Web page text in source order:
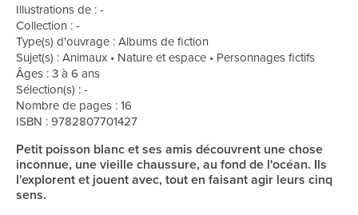
Illustrations de : -
Collection : -
Type(s) d'ouvrage : Albums de fiction
Sujet(s) : Animaux • Nature et espace • Personnages fictifs
Âges : 3 à 6 ans
Sélection(s) : -
Nombre de pages : 16
ISBN : 9782807701427
Petit poisson blanc et ses amis découvrent une chose
inconnue, une vieille chaussure, au fond de l'océan. Ils
l'explorent et jouent avec, tout en faisant agir leurs cinq
sens.